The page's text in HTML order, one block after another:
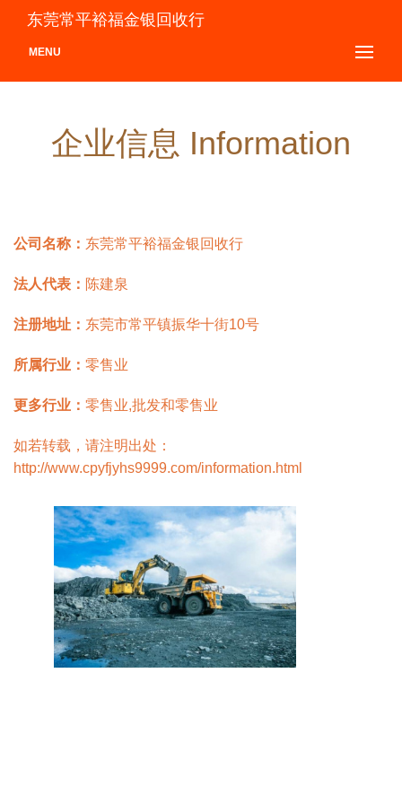
东莞常平裕福金银回收行
MENU
企业信息 Information
公司名称： 东莞常平裕福金银回收行
法人代表： 陈建泉
注册地址： 东莞市常平镇振华十街10号
所属行业： 零售业
更多行业： 零售业,批发和零售业
如若转载，请注明出处：
http://www.cpyfjyhs9999.com/information.html